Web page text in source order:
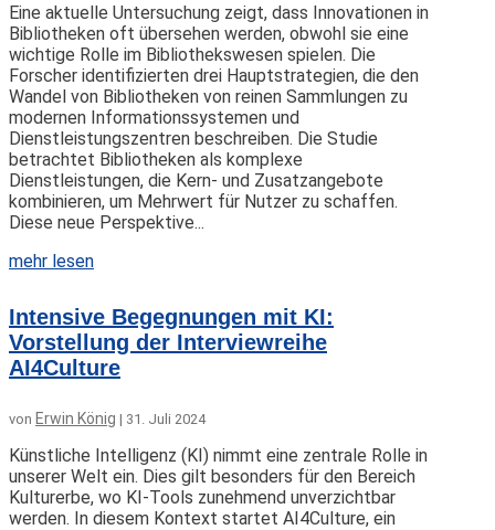
Eine aktuelle Untersuchung zeigt, dass Innovationen in
Bibliotheken oft übersehen werden, obwohl sie eine
wichtige Rolle im Bibliothekswesen spielen. Die
Forscher identifizierten drei Hauptstrategien, die den
Wandel von Bibliotheken von reinen Sammlungen zu
modernen Informationssystemen und
Dienstleistungszentren beschreiben. Die Studie
betrachtet Bibliotheken als komplexe
Dienstleistungen, die Kern- und Zusatzangebote
kombinieren, um Mehrwert für Nutzer zu schaffen.
Diese neue Perspektive...
mehr lesen
Intensive Begegnungen mit KI:
Vorstellung der Interviewreihe
AI4Culture
von Erwin König | 31. Juli 2024
Künstliche Intelligenz (KI) nimmt eine zentrale Rolle in
unserer Welt ein. Dies gilt besonders für den Bereich
Kulturerbe, wo KI-Tools zunehmend unverzichtbar
werden. In diesem Kontext startet AI4Culture, ein